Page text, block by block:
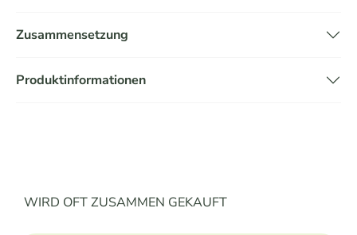
Zusammensetzung
Produktinformationen
Produktgalerie überspringen
WIRD OFT ZUSAMMEN GEKAUFT